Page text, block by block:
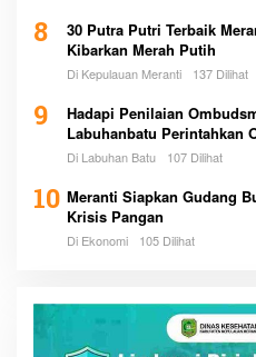
8
30 Putra Putri Terbaik
Kibarkan Merah Putih
Di Kepulauan Meranti 137 Dilihat
9
Hadapi Penilaian
Labuhanbatu Perintahkan
Di Labuhan Batu 107 Dilihat
10 Meranti Siapkan Gudang
Krisis Pangan
Di Ekonomi 105 Dilihat